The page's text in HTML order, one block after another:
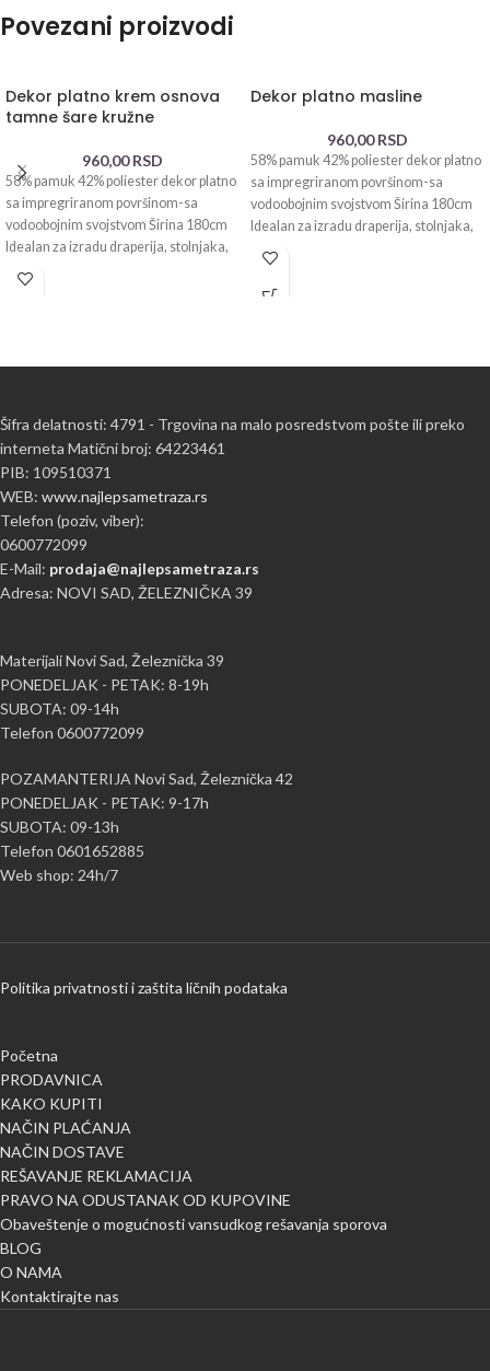
Povezani proizvodi
Dekor platno krem osnova
tamne šare kružne
960,00RSD
58% pamuk 42% poliester dekor platno
sa impregriranom površinom-sa
vodoobojnim svojstvom Širina 180cm
Idealan za izradu draperija, stolnjaka,
jastučnica, cegera,
Dekor platno masline
960,00RSD
58% pamuk 42% poliester dekor platno
sa impregriranom površinom-sa
vodoobojnim svojstvom Širina 180cm
Idealan za izradu draperija, stolnjaka,
jastučnica, cegera,
Šifra delatnosti: 4791 - Trgovina na malo posredstvom pošte ili preko
interneta Matični broj: 64223461
PIB: 109510371
WEB: www.najlepsametraza.rs
Telefon (poziv, viber):
0600772099
E-Mail: prodaja@najlepsametraza.rs
Adresa: NOVI SAD, ŽELEZNIČKA 39
Materijali Novi Sad, Železnička 39
PONEDELJAK - PETAK: 8-19h
SUBOTA: 09-14h
Telefon 0600772099
POZAMANTERIJA Novi Sad, Železnička 42
PONEDELJAK - PETAK: 9-17h
SUBOTA: 09-13h
Telefon 0601652885
Web shop: 24h/7
Politika privatnosti i zaštita ličnih podataka
Početna
PRODAVNICA
KAKO KUPITI
NAČIN PLAĆANJA
NAČIN DOSTAVE
REŠAVANJE REKLAMACIJA
PRAVO NA ODUSTANAK OD KUPOVINE
Obaveštenje o mogućnosti vansudkog rešavanja sporova
BLOG
O NAMA
Kontaktirajte nas